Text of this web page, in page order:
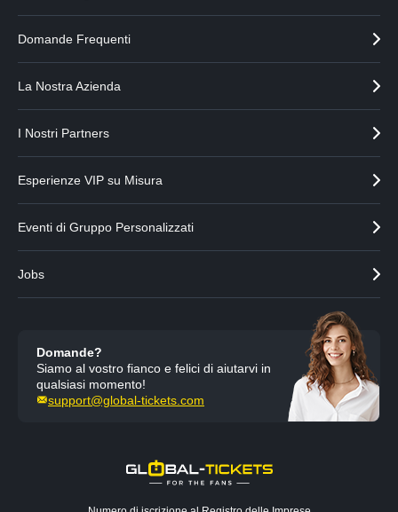
Domande Frequenti
La Nostra Azienda
I Nostri Partners
Esperienze VIP su Misura
Eventi di Gruppo Personalizzati
Jobs
Domande?
Siamo al vostro fianco e felici di aiutarvi in
qualsiasi momento!
support@global-tickets.com